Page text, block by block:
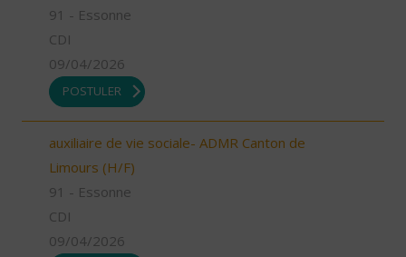
91 - Essonne
CDI
09/04/2026
POSTULER
auxiliaire de vie sociale- ADMR Canton de
Limours (H/F)
91 - Essonne
CDI
09/04/2026